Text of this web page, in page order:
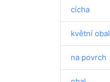
cícha
květní obal
na povrch